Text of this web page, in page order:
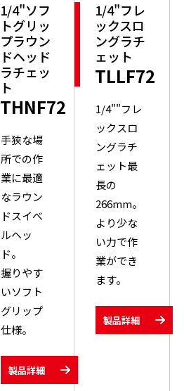
1/4"ソフ
トグリッ
プラウン
ドヘッド
ラチェッ
ト
THNF72
手狭な場
所での作
業に最適
なラウン
ドスイべ
ルヘッ
ド。
握りやす
いソフト
グリップ
仕様。
製品詳細
1/4"フレ
ックスロ
ングラチ
ェット
TLLF72
1/4""フレ
ックスロ
ングラチ
ェット最
長の
266mm。
より少な
い力で作
業ができ
ます。
製品詳細